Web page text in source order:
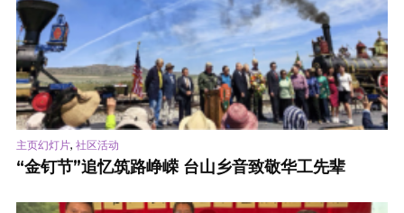
主页幻灯片, 社区活动
“金钉节”追忆筑路峥嵘 台山乡音致敬华工先辈